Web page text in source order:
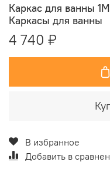
Каркас для ванны
Каркасы для ванны
4 740 ₽
В избранное
Добавить в